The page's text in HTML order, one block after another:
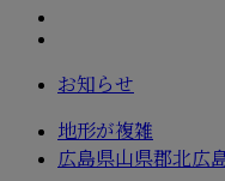
お知らせ
地形が複雑
広島県山県郡北広